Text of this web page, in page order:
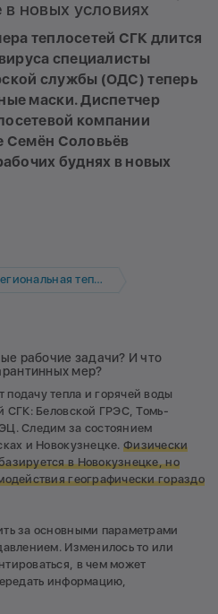
новых условиях
теплосетей СГК длится
специалисты
службы (ОДС) теперь
маски. Диспетчер
компании
Семён Соловьёв
буднях в новых
теплосетевая компания
рабочие задачи? И что
мер?
тепла и горячей воды
СГК: Беловской ГРЭС, Томь-
Следим за состоянием
и Новокузнецке. Физически
в Новокузнецке, но
географически гораздо
за основными параметрами
Изменилось то или
в чем может
информацию,